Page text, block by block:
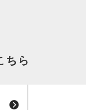
ちら